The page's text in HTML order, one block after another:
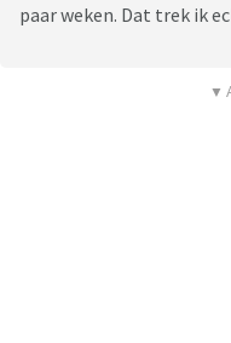
paar weken. Dat trek ik
▼